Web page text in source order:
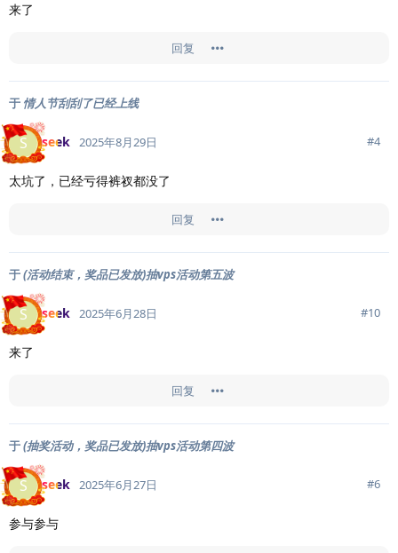
来了
回复
于 情人节刮刮了已经上线
S seek 2025年8月29日 #4
太坑了，已经亏得裤衩都没了
回复
于(活动结束，奖品已发放)抽vps活动第五波
S seek 2025年6月28日 #10
来了
回复
于(抽奖活动，奖品已发放)抽vps活动第四波
S seek 2025年6月27日 #6
参与参与